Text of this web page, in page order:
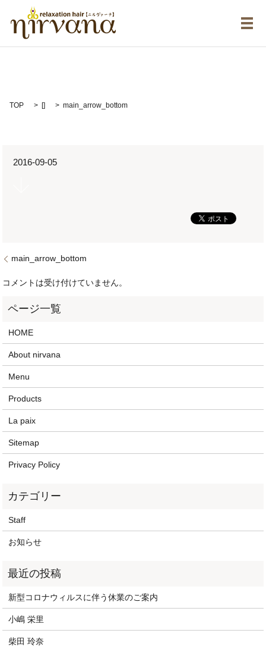
メ
TOP [] main_arrow_bottom
2016-09-05
main_arrow_bottom
コメントは受け付けていません。
HOME
About nirvana
Menu
Products
La paix
Sitemap
Privacy Policy
Staff
お知らせ
新型コロナウィルスに伴う休業のご案内
小嶋 栄里
柴田 玲奈